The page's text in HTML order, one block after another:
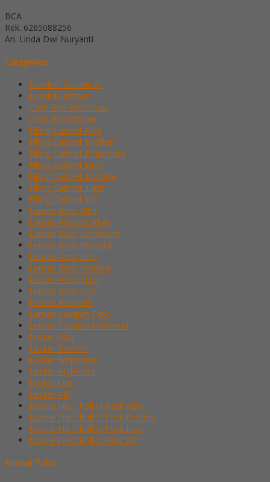
BCA
Rek. 6265088256
An. Linda Dwi Nuryanti
Categories
Brankas Daichiban
Brankas Ichiban
Cash Box Daichiban
Cash Box Ichiban
Filling Cabinet Alba
Filling Cabinet Brother
Filling Cabinet Emporium
Filling Cabinet Lion
Filling Cabinet Modera
Filling Cabinet Tiger
Filling Cabinet VIP
Lemari Arsip Alba
Lemari Arsip Brother
Lemari Arsip Emporium
Lemari Arsip Importa
Lemari Arsip Lion
Lemari Arsip Modera
Lemari Arsip Tiger
Lemari Arsip Uno
Lemari Arsip VIP
Lemari Pakaian Expo
Lemari Pakaian Orbitrend
Locker Alba
Locker Brother
Locker Emporium
Locker HighPoint
Locker Lion
Locker VIP
Mobile File / Roll O Pack Alba
Mobile File / Roll O Pack Brother
Mobile File / Roll O Pack Lion
Mobile File / Roll o Pack VIP
Alamat Toko